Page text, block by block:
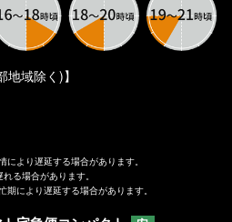
地域除く)】
より遅延する場合があります。
る場合があります。
により遅延する場合があります。